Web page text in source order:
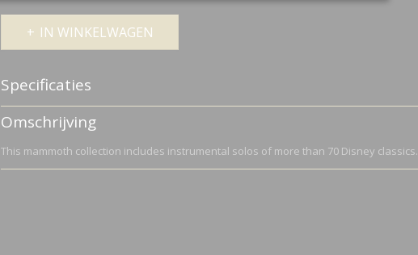
IN WINKELWAGEN
Specificaties
Productcode leverancier
Netto gewicht
Bruto gewicht
0,29 Kg
Omschrijving
This mammoth collection includes instrumental solos of more than 70 Disney classics.